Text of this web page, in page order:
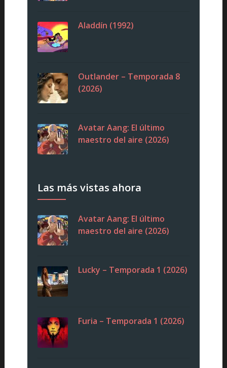
Aladdín (1992)
Outlander – Temporada 8
(2026)
Avatar Aang: El último
maestro del aire (2026)
Las más vistas ahora
Avatar Aang: El último
maestro del aire (2026)
Lucky – Temporada 1 (2026)
Furia – Temporada 1 (2026)